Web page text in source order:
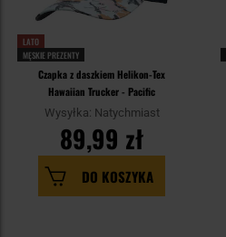
LATO
MĘSKIE PREZENTY
Czapka z daszkiem Helikon-Tex
Hawaiian Trucker - Pacific
Wysyłka: Natychmiast
89,99 zł
DO KOSZYKA